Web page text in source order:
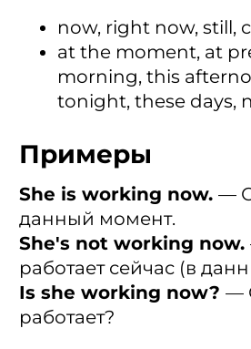
now, right now, still,
at the moment, at
morning, this
tonight, these days,
Примеры
She is working now. —
данный момент.
She's not working now.
работает сейчас (в
Is she working now? —
работает?